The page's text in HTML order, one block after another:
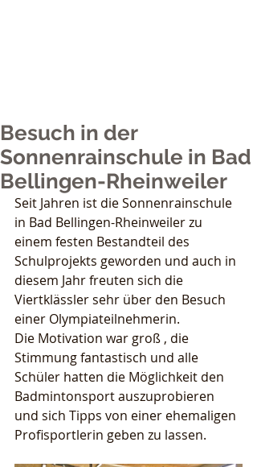
Besuch in der
Sonnenrainschule in Bad
Bellingen-Rheinweiler
Seit Jahren ist die Sonnenrainschule
in Bad Bellingen-Rheinweiler zu
einem festen Bestandteil des
Schulprojekts geworden und auch in
diesem Jahr freuten sich die
Viertklässler sehr über den Besuch
einer Olympiateilnehmerin.
Die Motivation war groß , die
Stimmung fantastisch und alle
Schüler hatten die Möglichkeit den
Badmintonsport auszuprobieren
und sich Tipps von einer ehemaligen
Profisportlerin geben zu lassen.